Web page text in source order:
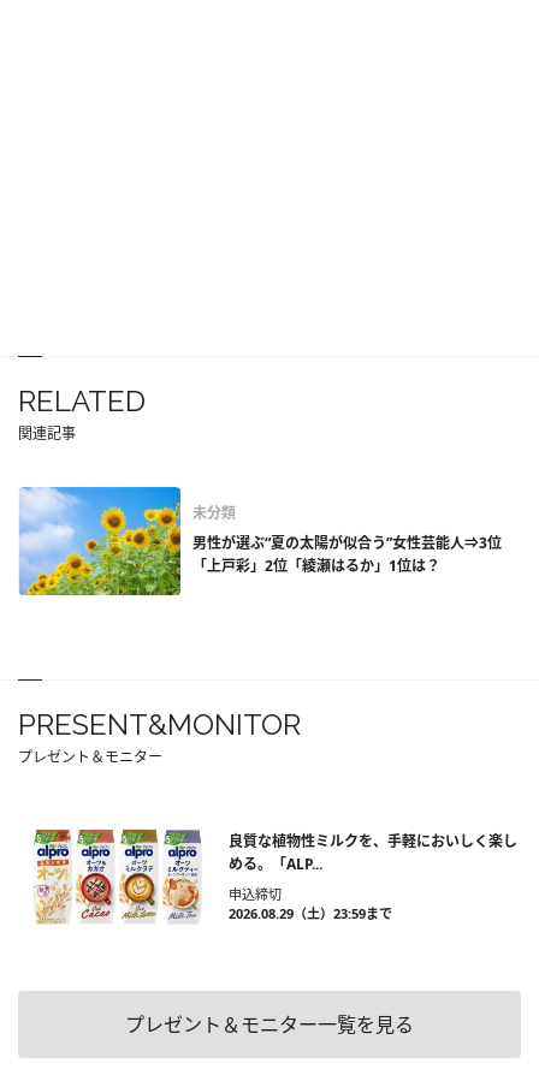
RELATED
関連記事
未分類
男性が選ぶ“夏の太陽が似合う”女性芸能人⇒3位
「上戸彩」2位「綾瀬はるか」1位は？
PRESENT&MONITOR
プレゼント＆モニター
良質な植物性ミルクを、手軽においしく楽し
める。「ALP...
申込締切
2026.08.29（土）23:59まで
プレゼント＆モニター一覧を見る